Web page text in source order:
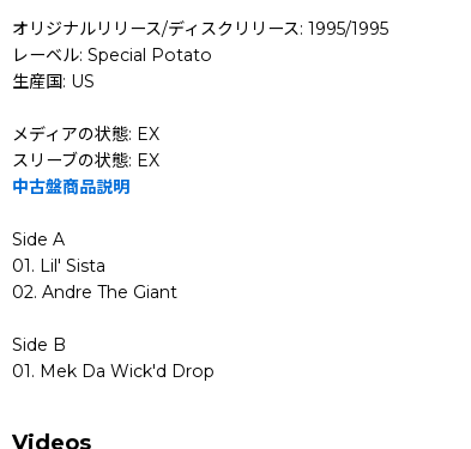
オリジナルリリース/ディスクリリース: 1995/1995
レーベル: Special Potato
生産国: US
メディアの状態: EX
スリーブの状態: EX
中古盤商品説明
Side A
01. Lil' Sista
02. Andre The Giant
Side B
01. Mek Da Wick'd Drop
Videos